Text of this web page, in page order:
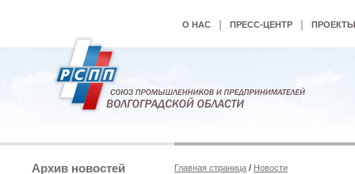
О НАС | ПРЕСС-ЦЕНТР | ПРОЕКТЫ
Архив новостей Главная страница / Новости